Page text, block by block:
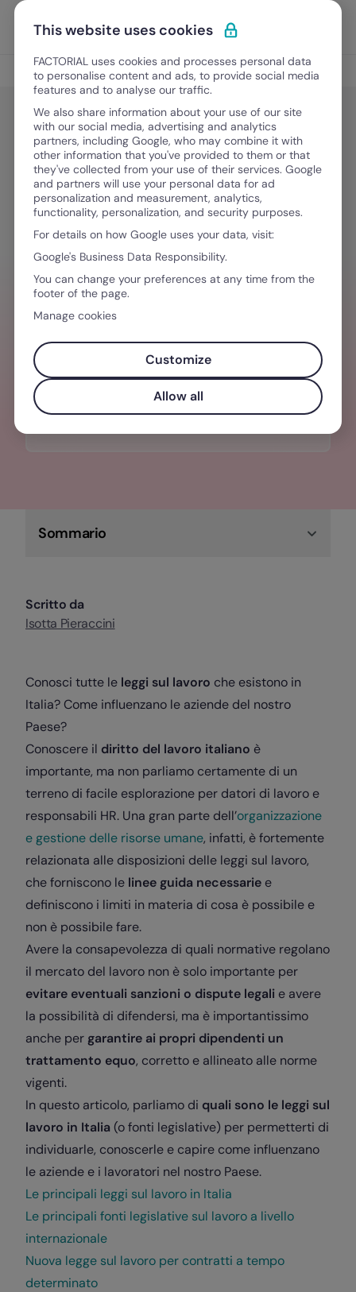
Vai al contenuto
Scopri Factorial
Gestione del personale
Gestione del personale
Le leggi sul lavoro che influenzano
le aziende italiane
5 Marzo, 2026 ·6 minuti di lettura
HAI BISOGNO D´AIUTO PER GESTIRE I TEAM
Valorizza l'esperienza dei tuoi team con
una gestione del personale
centralizzata, semplice e veloce.
Sommario
Scritto da
Isotta Pieraccini
Conosci tutte le leggi sul lavoro che esistono in
Italia? Come influenzano le aziende del nostro
Paese?
Conoscere il diritto del lavoro italiano è
importante, ma non parliamo certamente di un
terreno di facile esplorazione per datori di lavoro e
responsabili HR. Una gran parte dell’organizzazione
e gestione delle risorse umane, infatti, è fortemente
relazionata alle disposizioni delle leggi sul lavoro,
che forniscono le linee guida necessarie e
definiscono i limiti in materia di cosa è possibile e
non è possibile fare.
Avere la consapevolezza di quali normative regolano
il mercato del lavoro non è solo importante per
evitare eventuali sanzioni o dispute legali e avere
la possibilità di difendersi, ma è importantissimo
anche per garantire ai propri dipendenti un
trattamento equo, corretto e allineato alle norme
vigenti.
In questo articolo, parliamo di quali sono le leggi sul
lavoro in Italia (o fonti legislative) per permetterti di
individuarle, conoscerle e capire come influenzano
le aziende e i lavoratori nel nostro Paese.
Le principali leggi sul lavoro in Italia
Le principali fonti legislative sul lavoro a livello
internazionale
Nuova legge sul lavoro per contratti a tempo
determinato
This website uses cookies
FACTORIAL uses cookies and processes personal data
to personalise content and ads, to provide social media
features and to analyse our traffic.
We also share information about your use of our site
with our social media, advertising and analytics
partners, including Google, who may combine it with
other information that you've provided to them or that
they've collected from your use of their services. Google
and partners will use your personal data for ad
personalization and measurement, analytics,
functionality, personalization, and security purposes.
For details on how Google uses your data, visit:
Google's Business Data Responsibility.
You can change your preferences at any time from the
footer of the page.
Manage cookies
Customize
Allow all